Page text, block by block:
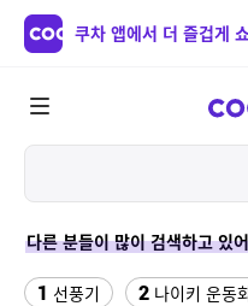
쿠차 앱에서 더 즐겁게
다른 분들이 많이 검색하고 있
1 선풍기 2 나이키 운동